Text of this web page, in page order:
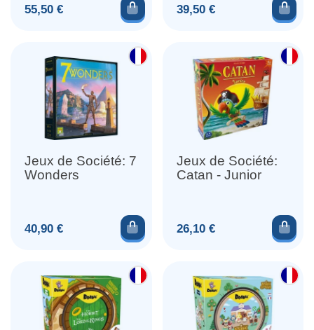
Prix
55,50 € Ajouter au panier
Prix
39,50 €
Jeux de Société: 7
Wonders
Prix
40,90 € Ajouter au panier
Jeux de Société:
Catan - Junior
Prix
26,10 €